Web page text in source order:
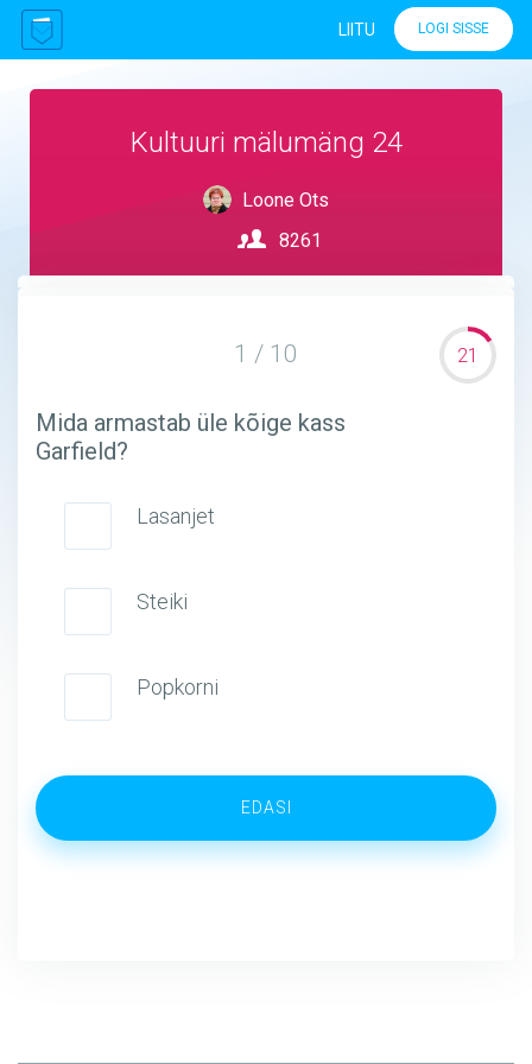
LOGI SISSE
LIITU
Kultuuri mälumäng 24
Loone Ots
8261
1 / 10 21
Mida armastab üle kõige kass
Garfield?
Lasanjet
Steiki
Popkorni
EDASI